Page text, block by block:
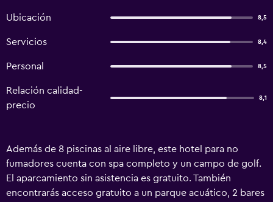
Ubicación 8,5
Servicios 8,4
Personal 8,5
Relación calidad-
precio
8,1
Además de 8 piscinas al aire libre, este hotel para no
fumadores cuenta con spa completo y un campo de golf.
El aparcamiento sin asistencia es gratuito. También
encontrarás acceso gratuito a un parque acuático, 2 bares